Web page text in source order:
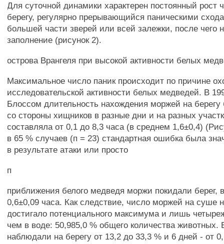
Для суточной динамики характерен постоянный рост
берегу, регулярно прерывающийся паническими
большей части зверей или всей залежки, после чего
заполнение (рисунок 2).
острова Врангеля при высокой активности белых
Максимальное число паник происходит по причине
исследовательской активности белых медведей. В
Блоссом длительность нахождения моржей на берегу
со стороны хищников в разные дни и на разных
составляла от 0,1 до 8,3 часа (в среднем 1,6±0,4)
в 65 % случаев (п = 23) стандартная ошибка была
в результате атаки или просто
п
приближения белого медведя моржи покидали берег,
0,6±0,09 часа. Как следствие, число моржей на суше
достигало потенциального максимума и лишь
чем в воде: 50,985,0 % общего количества
наблюдали на берегу от 13,2 до 33,3 % и 6 дней - от